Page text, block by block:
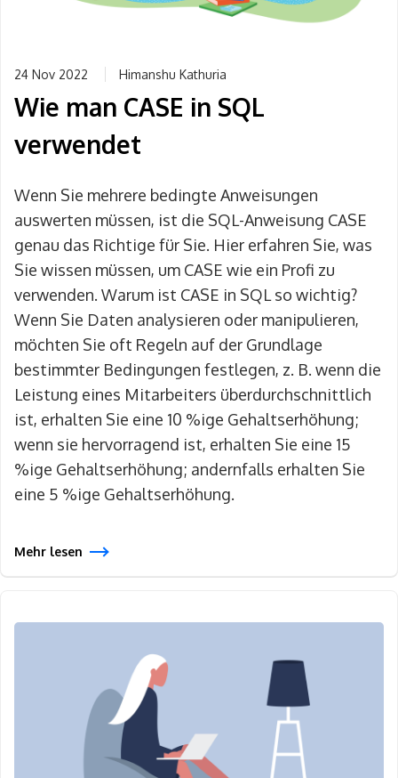
24 Nov 2022 Himanshu Kathuria
Wie man CASE in SQL
verwendet
Wenn Sie mehrere bedingte Anweisungen
auswerten müssen, ist die SQL-Anweisung CASE
genau das Richtige für Sie. Hier erfahren Sie, was
Sie wissen müssen, um CASE wie ein Profi zu
verwenden. Warum ist CASE in SQL so wichtig?
Wenn Sie Daten analysieren oder manipulieren,
möchten Sie oft Regeln auf der Grundlage
bestimmter Bedingungen festlegen, z. B. wenn die
Leistung eines Mitarbeiters überdurchschnittlich
ist, erhalten Sie eine 10 %ige Gehaltserhöhung;
wenn sie hervorragend ist, erhalten Sie eine 15
%ige Gehaltserhöhung; andernfalls erhalten Sie
eine 5 %ige Gehaltserhöhung.
Mehr lesen